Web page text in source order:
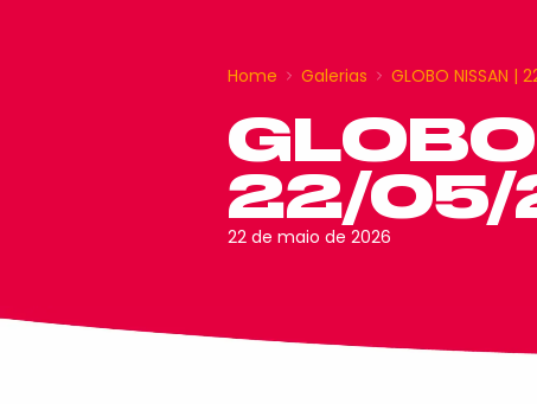
Home Galerias GLOBO NISSAN |
22/
22 de maio de 2026